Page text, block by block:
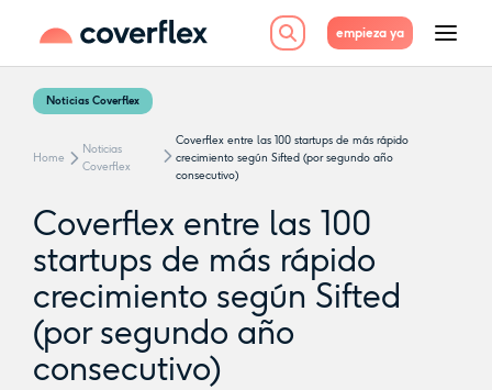
empieza ya
Noticias Coverflex
Home
Noticias
Coverflex
Coverflex entre las 100 startups de más rápido
crecimiento según Sifted (por segundo año
consecutivo)
Coverflex entre las 100
startups de más rápido
crecimiento según Sifted
(por segundo año
consecutivo)